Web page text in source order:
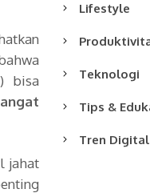
bisa
jahat
Lifestyle
Teknologi
Tips &
Tren Digital